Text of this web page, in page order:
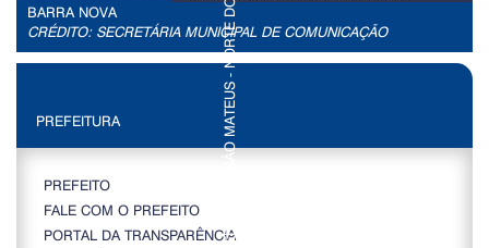
BARRA NOVA
CRÉDITO: SECRETÁRIA MUNICIPAL DE COMUNICAÇÃO
PREFEITURA
PREFEITO
FALE COM O PREFEITO
PORTAL DA TRANSPARÊNCIA